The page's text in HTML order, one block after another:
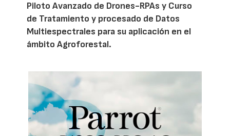
Piloto Avanzado de Drones-RPAs y Curso
de Tratamiento y procesado de Datos
Multiespectrales para su aplicación en el
ámbito Agroforestal.